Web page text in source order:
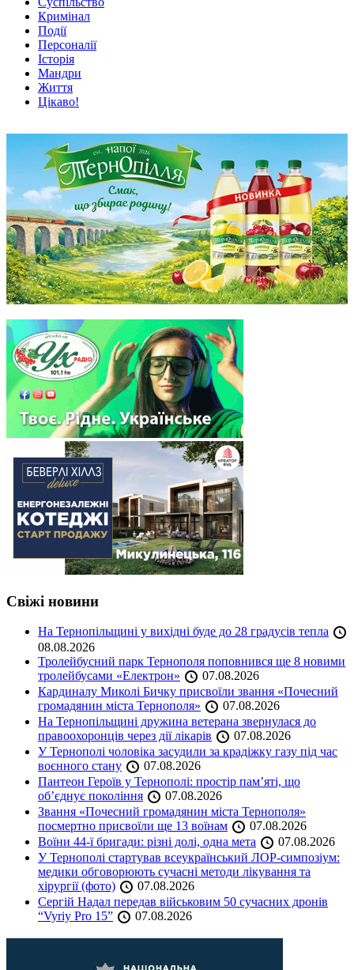
Кримінал
Події
Персоналії
Історія
Мандри
Життя
Цікаво!
Свіжі новини
На Тернопільщині у вихідні буде до 28 градусів тепла
08.08.2026
Тролейбусний парк Тернополя поповнився ще 8 новими
тролейбусами «Електрон»
07.08.2026
Кардиналу Миколі Бичку присвоїли звання «Почесний
громадянин міста Тернополя»
07.08.2026
На Тернопільщині дружина ветерана звернулася до
правоохоронців через дії лікарів
07.08.2026
У Тернополі чоловіка засудили за крадіжку газу під час
воєнного стану
07.08.2026
Пантеон Героїв у Тернополі: простір пам’яті, що
об’єднує покоління
07.08.2026
Звання «Почесний громадянин міста Тернополя»
посмертно присвоїли ще 13 воїнам
07.08.2026
Воїни 44-ї бригади: різні долі, одна мета
07.08.2026
У Тернополі стартував всеукраїнський ЛОР-симпозіум:
медики обговорюють сучасні методи лікування та
хірургії (фото)
07.08.2026
Сергій Надал передав військовим 50 сучасних дронів
“Vyriy Pro 15”
07.08.2026